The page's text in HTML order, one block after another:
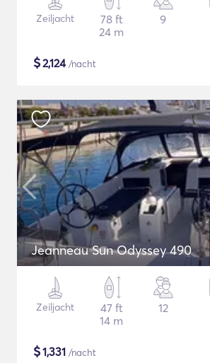
Zeiljacht
78 ft
24 m
9
$2,124/nacht
Jeanneau Sun Odyssey 490
Zeiljacht
47 ft
14 m
12
$1,331 /nacht